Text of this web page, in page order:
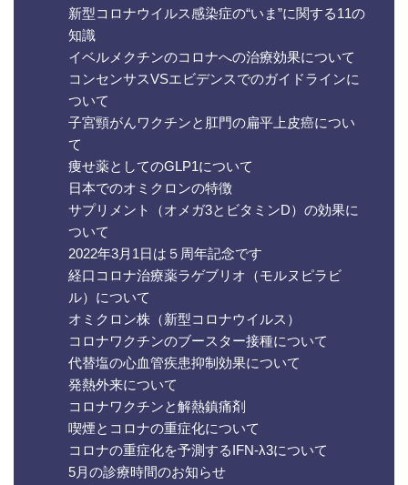
新型コロナウイルス感染症の“いま”に関する11の
知識
イベルメクチンのコロナへの治療効果について
コンセンサスVSエビデンスでのガイドラインに
ついて
子宮頸がんワクチンと肛門の扁平上皮癌につい
て
痩せ薬としてのGLP1について
日本でのオミクロンの特徴
サプリメント（オメガ3とビタミンD）の効果に
ついて
2022年3月1日は５周年記念です
経口コロナ治療薬ラゲブリオ（モルヌピラビ
ル）について
オミクロン株（新型コロナウイルス）
コロナワクチンのブースター接種について
代替塩の心血管疾患抑制効果について
発熱外来について
コロナワクチンと解熱鎮痛剤
喫煙とコロナの重症化について
コロナの重症化を予測するIFN-λ3について
5月の診療時間のお知らせ